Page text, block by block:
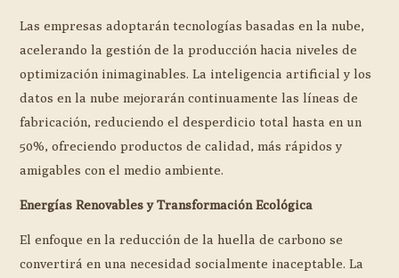
Las empresas adoptarán tecnologías basadas en la nube,
acelerando la gestión de la producción hacia niveles de
optimización inimaginables. La inteligencia artificial y los
datos en la nube mejorarán continuamente las líneas de
fabricación, reduciendo el desperdicio total hasta en un
50%, ofreciendo productos de calidad, más rápidos y
amigables con el medio ambiente.
Energías Renovables y Transformación Ecológica
El enfoque en la reducción de la huella de carbono se
convertirá en una necesidad socialmente inaceptable. La